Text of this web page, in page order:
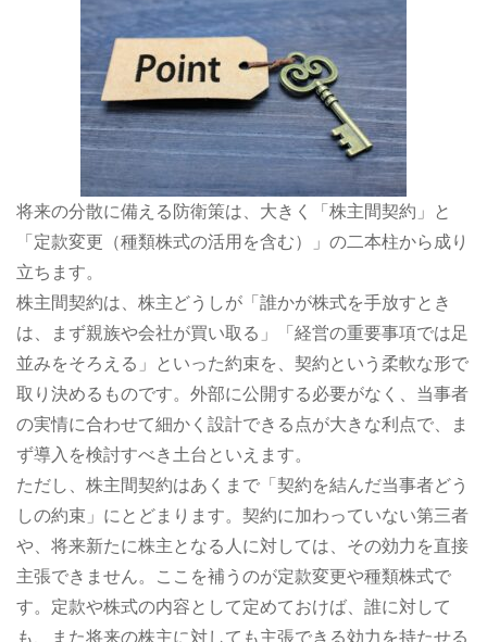
将来の分散に備える防衛策は、大きく「株主間契約」と
「定款変更（種類株式の活用を含む）」の二本柱から成り
立ちます。
株主間契約は、株主どうしが「誰かが株式を手放すとき
は、まず親族や会社が買い取る」「経営の重要事項では足
並みをそろえる」といった約束を、契約という柔軟な形で
取り決めるものです。外部に公開する必要がなく、当事者
の実情に合わせて細かく設計できる点が大きな利点で、ま
ず導入を検討すべき土台といえます。
ただし、株主間契約はあくまで「契約を結んだ当事者どう
しの約束」にとどまります。契約に加わっていない第三者
や、将来新たに株主となる人に対しては、その効力を直接
主張できません。ここを補うのが定款変更や種類株式で
す。定款や株式の内容として定めておけば、誰に対して
も、また将来の株主に対しても主張できる効力を持たせる